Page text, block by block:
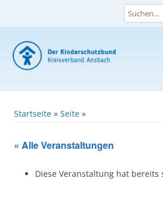
Skip
Startseite » Seite »
« Alle Veranstaltungen
Diese Veranstaltung hat bereits